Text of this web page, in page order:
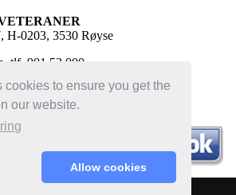
cookies to ensure you get the
our website.
Allow cookies
H-0203, 3530 Røyse
tlf. 901 53 000